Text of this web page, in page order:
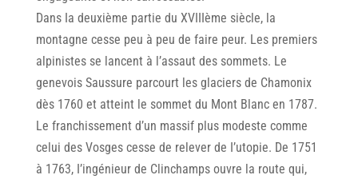
Dans Ia deuxième partie du XVIIIème siècle, la
montagne cesse peu à peu de faire peur. Les premiers
alpinistes se lancent à l’assaut des sommets. Le
genevois Saussure parcourt les glaciers de Chamonix
dès 1760 et atteint le sommet du Mont Blanc en 1787.
Le franchissement d’un massif plus modeste comme
celui des Vosges cesse de relever de I’utopie. De 1751
à 1763, I’ingénieur de Clinchamps ouvre la route qui,